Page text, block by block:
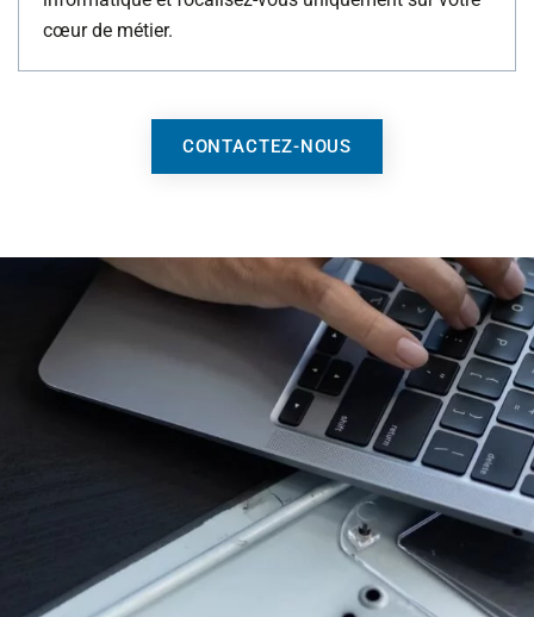
cœur de métier.
CONTACTEZ-NOUS